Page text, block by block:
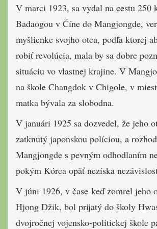
V marci 1923, sa vydal na cestu 250
Badaogou v Číne do Mangjongde,
myšlienke svojho otca, podľa ktorej
robiť revolúcia, mala by sa dobre
situáciu vo vlastnej krajine. V
na škole Changdok v Chigole, v
matka bývala za slobodna.
V januári 1925 sa dozvedel, že jeho
zatknutý japonskou políciou, a
Mangjongde s pevným odhodlaním
pokým Kórea opäť nezíska
V júni 1926, v čase keď zomrel jeho
Hjong Džik, bol prijatý do školy
dvojročnej vojensko-politickej škole